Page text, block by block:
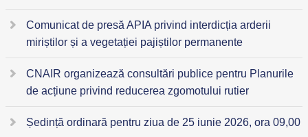
Comunicat de presă APIA privind interdicția arderii
miriștilor și a vegetației pajiștilor permanente
CNAIR organizează consultări publice pentru Planurile
de acțiune privind reducerea zgomotului rutier
Ședință ordinară pentru ziua de 25 iunie 2026, ora 09,00